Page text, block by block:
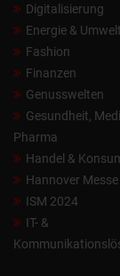
Digitalisierung
Energie & Umwelt
Fashion
Finanzen
Genusswelten
Gesundheit,
Pharma
Handel &
Hannover
ISM 2024
IT- &